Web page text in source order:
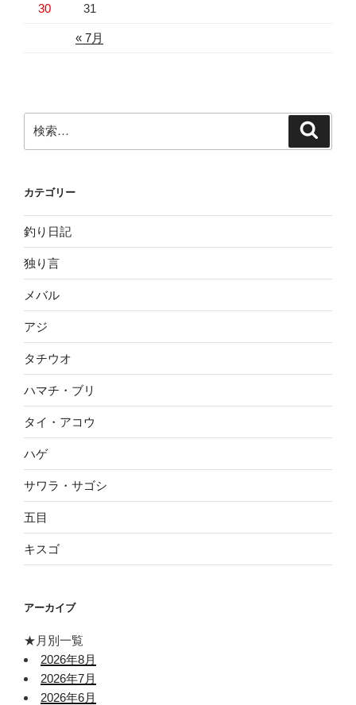
« 7月
30 31
検
索:
カテゴリー
釣り日記
独り言
メバル
アジ
タチウオ
ハマチ・ブリ
タイ・アコウ
ハゲ
サワラ・サゴシ
五目
キスゴ
アーカイブ
★月別一覧
2026年8月
2026年7月
2026年6月